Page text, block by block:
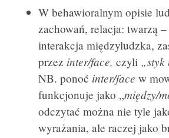
W behawioralnym opisie
zachowań, relacja: twarzą
interakcja międzyludzka,
przez inter/face, czyli „styk
NB. ponoć inter/face w
funkcjonuje jako „między/
odczytać można nie tyle
wyrażania, ale raczej jako